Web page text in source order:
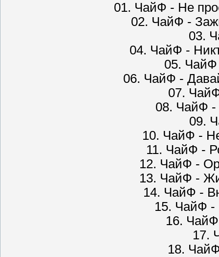
01. ЧайФ - Не
02. ЧайФ -
03.
04. ЧайФ -
05.
06. ЧайФ -
07.
08. ЧайФ -
09.
10. ЧайФ -
11. ЧайФ -
12. ЧайФ -
13. ЧайФ -
14. ЧайФ -
15. ЧайФ -
16.
17.
18.